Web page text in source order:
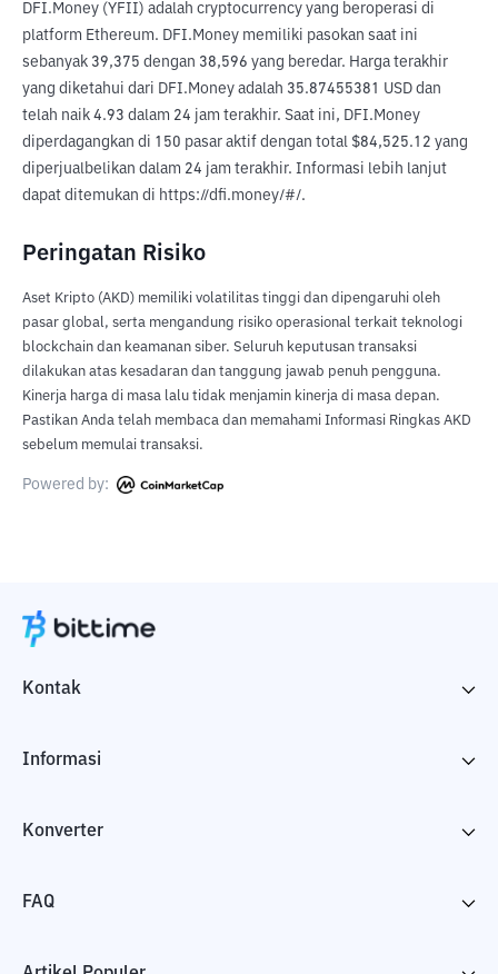
DFI.Money (YFII) adalah cryptocurrency yang beroperasi di
platform Ethereum. DFI.Money memiliki pasokan saat ini
sebanyak 39,375 dengan 38,596 yang beredar. Harga terakhir
yang diketahui dari DFI.Money adalah 35.87455381 USD dan
telah naik 4.93 dalam 24 jam terakhir. Saat ini, DFI.Money
diperdagangkan di 150 pasar aktif dengan total $84,525.12 yang
diperjualbelikan dalam 24 jam terakhir. Informasi lebih lanjut
dapat ditemukan di https://dfi.money/#/.
Peringatan Risiko
Aset Kripto (AKD) memiliki volatilitas tinggi dan dipengaruhi oleh
pasar global, serta mengandung risiko operasional terkait teknologi
blockchain dan keamanan siber. Seluruh keputusan transaksi
dilakukan atas kesadaran dan tanggung jawab penuh pengguna.
Kinerja harga di masa lalu tidak menjamin kinerja di masa depan.
Pastikan Anda telah membaca dan memahami Informasi Ringkas AKD
sebelum memulai transaksi.
Powered by:
Kontak
Informasi
Konverter
FAQ